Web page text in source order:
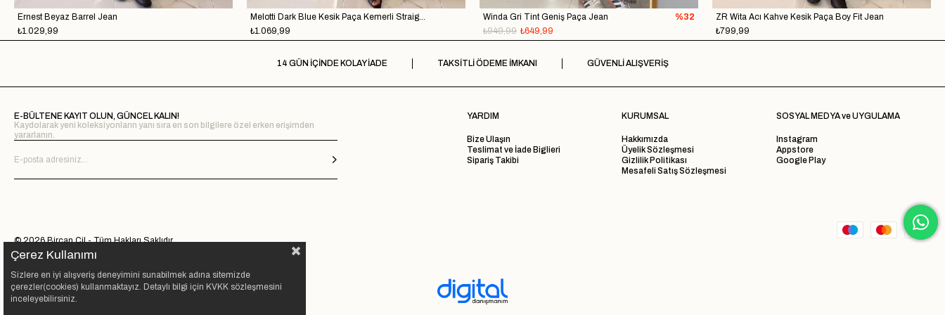
Ernest Beyaz Barrel Jean
₺1.029,99
Melotti Dark Blue Kesik Paça Kemerli Straight Jean
₺1.069,99
Winda Gri Tint Geniş Paça Jean
₺649,99
₺949,99
%32
ZR Wita Acı Kahve Kesik Paça Boy Fit Jean
₺799,99
14 GÜN İÇİNDE KOLAY İADE TAKSİTLİ ÖDEME İMKANI GÜVENLİ ALIŞVERİŞ
E-BÜLTENE KAYIT OLUN, GÜNCEL KALIN!
Kaydolarak yeni koleksiyonların yanı sıra en son bilgilere özel erken erişimden
yararlanın.
YARDIM
Bize Ulaşın
Teslimat ve İade Biglieri
Sipariş Takibi
KURUMSAL
Hakkımızda
Üyelik Sözleşmesi
Gizlilik Politikası
Mesafeli Satış Sözleşmesi
SOSYAL MEDYA ve UYGULAMA
Instagram
Appstore
Google Play
© 2026 Bircan Çil - Tüm Hakları Saklıdır.
Çerez Kullanımı
Sizlere en iyi alışveriş deneyimini sunabilmek adına sitemizde
çerezler(cookies) kullanmaktayız. Detaylı bilgi için KVKK sözleşmesini
inceleyebilirsiniz.